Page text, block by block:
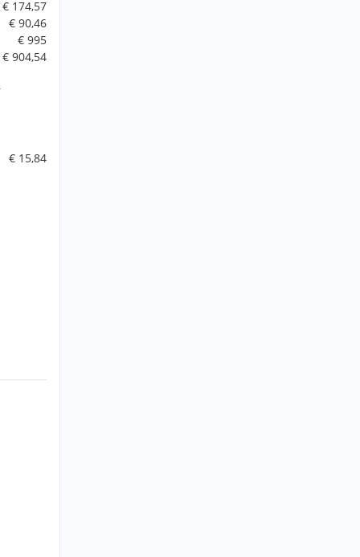
€ 174,57
€ 90,46
€ 995
€ 904,54
€ 15,84